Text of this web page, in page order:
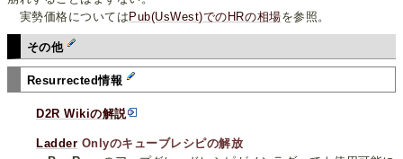
実勢価格については Pub(UsWest)でのHRの相場を参照。
その他
Resurrected情報
D2R Wikiの解説
Ladder Onlyのキューブレシピの解放